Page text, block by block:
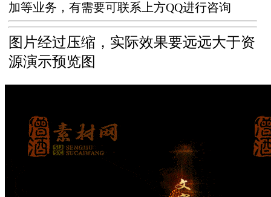
加等业务，有需要可联系上方QQ进行咨询
图片经过压缩，实际效果要远远大于资
源演示预览图